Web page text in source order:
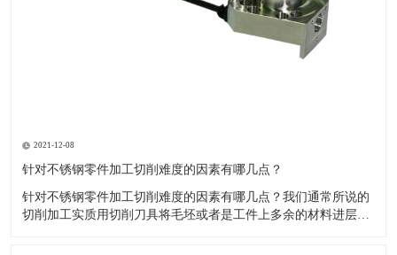
2021-12-08
针对不锈钢零件加工切削难度的因素有哪几点？
针对不锈钢零件加工切削难度的因素有哪几点？我们通常所说的
切削加工实质用切削刀具将毛坯或者是工件上多余的材料进层进